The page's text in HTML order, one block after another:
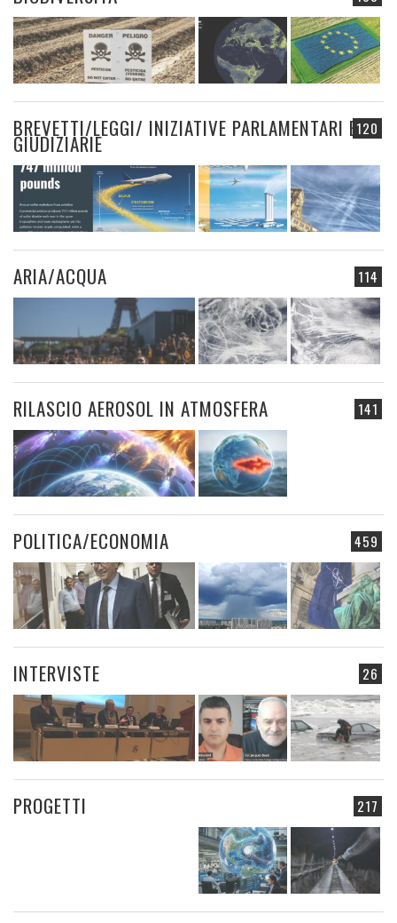
120
BREVETTI/LEGGI/ INIZIATIVE PARLAMENTARI E
GIUDIZIARIE
114
ARIA/ACQUA
141
RILASCIO AEROSOL IN ATMOSFERA
459
POLITICA/ECONOMIA
26
INTERVISTE
217
PROGETTI